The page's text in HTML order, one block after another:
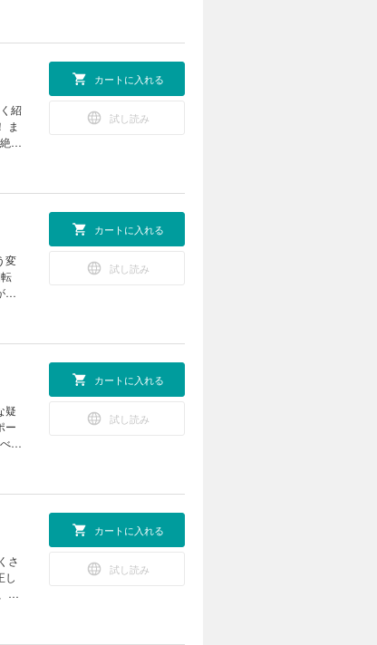
紹
ま
好
ョ
ン
生
カートに入れる
試し読み
変
大
ー
写
カートに入れる
試し読み
疑
ー
て
が
さ
カートに入れる
試し読み
さ
し
噴
カートに入れる
試し読み